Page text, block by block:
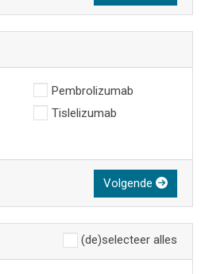
Pembrolizumab
Tislelizumab
Volgende
(de)selecteer alles